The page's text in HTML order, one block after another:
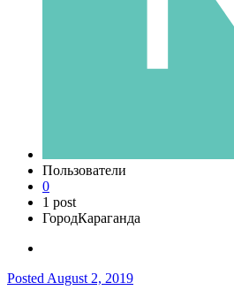
Пользователи
0
1 post
ГородКараганда
Posted August 2, 2019